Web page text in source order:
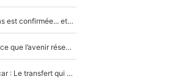
La signature du grand rival de Paul Seixas est confirmée... et c'est une excellente nouvelle pour l'équipe Decathlon-CMA CGM !
Tour de France - Échec sur échec, voilà ce que l’avenir réserve à Paul Seixas : «Tant qu’il y aura un Pogacar comme celui-là...»
Paul Seixas chez UAE avec Tadej Pogacar : Le transfert qui effraie le peloton, «c’est la pire des choses qui puisse arriver»